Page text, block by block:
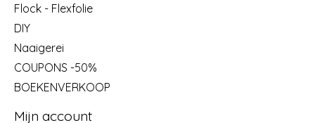
Flock - Flexfolie
DIY
Naaigerei
COUPONS -50%
BOEKENVERKOOP
Mijn account